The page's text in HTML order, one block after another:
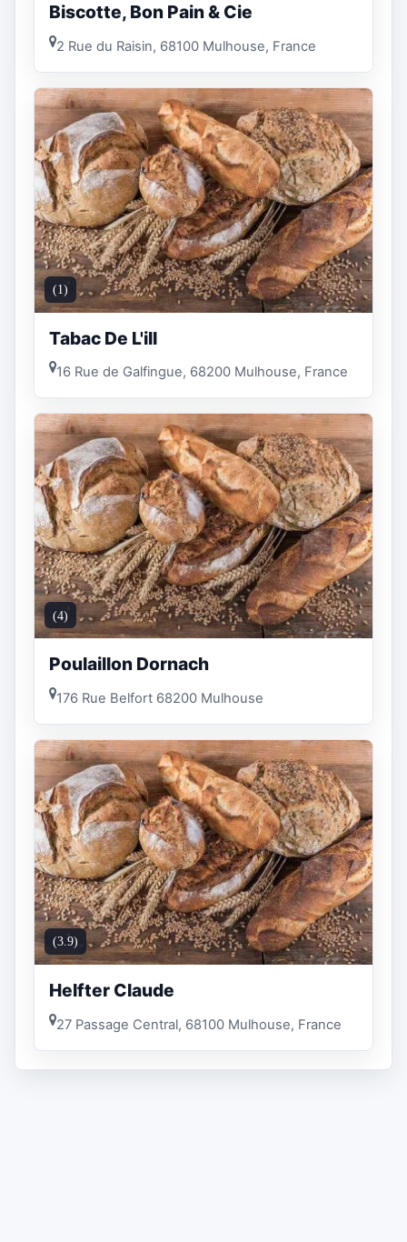
Biscotte, Bon Pain & Cie
2 Rue du Raisin, 68100 Mulhouse, France
(1)
Tabac De L'ill
16 Rue de Galfingue, 68200 Mulhouse, France
(4)
Poulaillon Dornach
176 Rue Belfort 68200 Mulhouse
(3.9)
Helfter Claude
27 Passage Central, 68100 Mulhouse, France